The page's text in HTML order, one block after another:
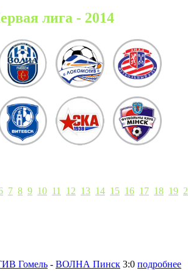
лига - 2014
7 8 9 10 11 12 13 14 15 16 17 18 19
Гомель - ВОЛНА Пинск 3:0 подробнее